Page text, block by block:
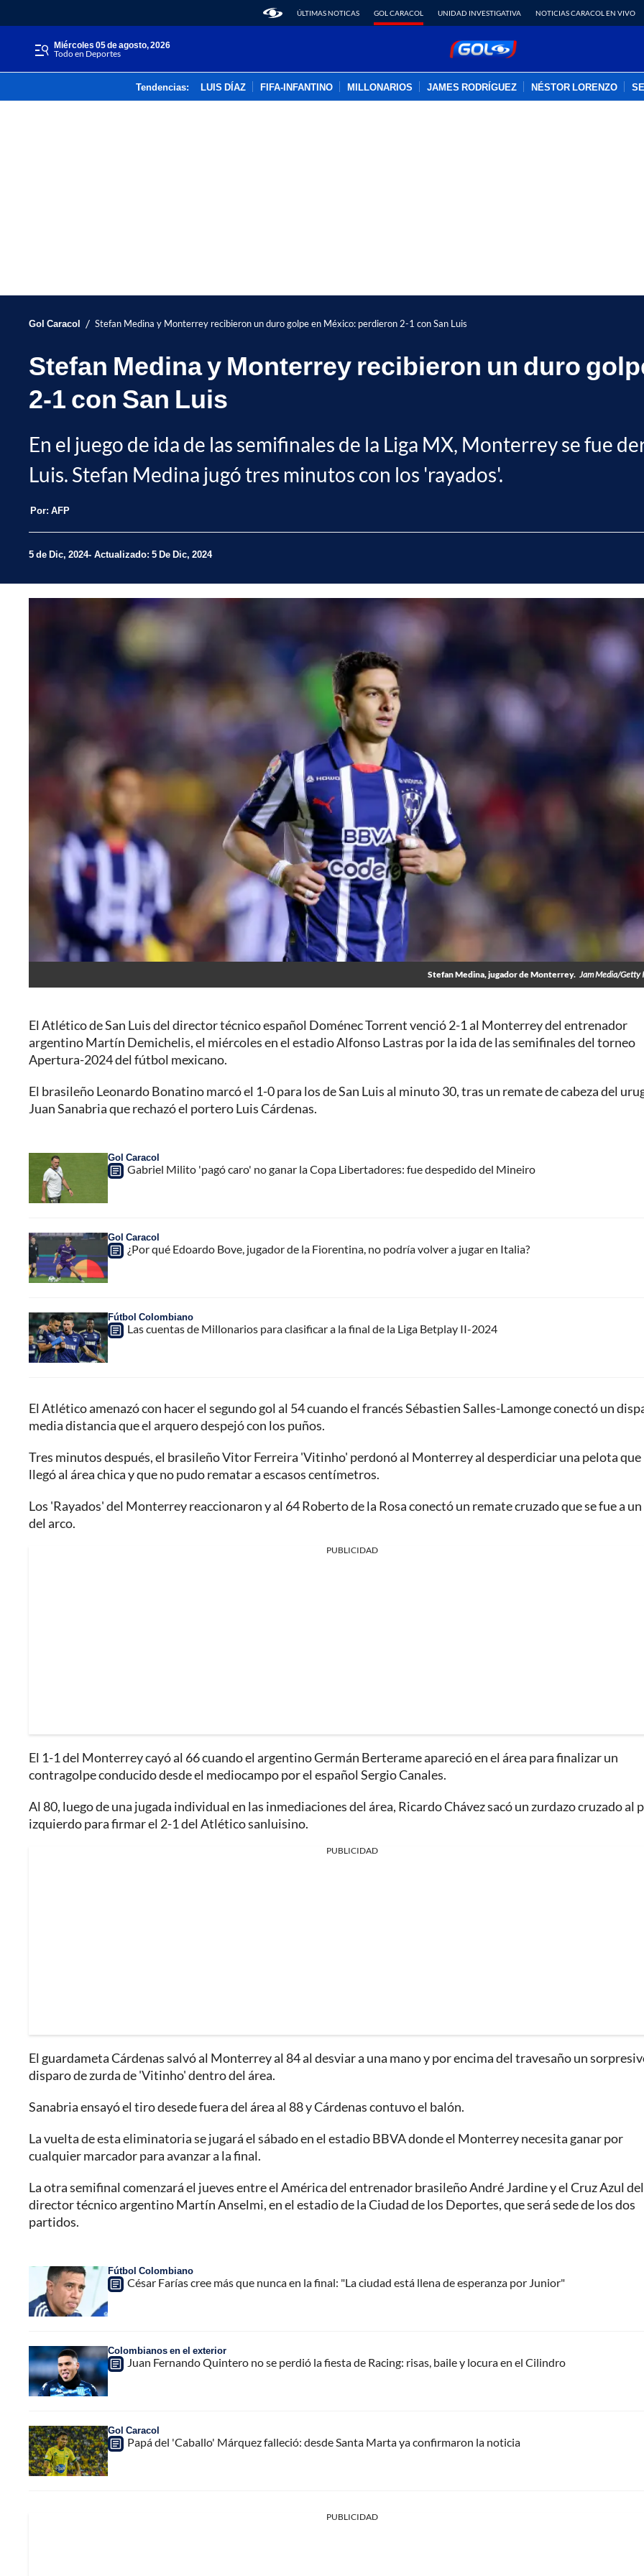
ÚLTIMAS NOTICAS GOL CARACOL UNIDAD INVESTIGATIVA NOTICIAS CARACOL EN VIVO
miércoles 05 de agosto, 2026
Todo en Deportes
Tendencias: LUIS DÍAZ FIFA-INFANTINO MILLONARIOS JAMES RODRÍGUEZ NÉSTOR LORENZO
Gol Caracol / Stefan Medina y Monterrey recibieron un duro golpe en México: perdieron 2-1 con San Luis
Stefan Medina y Monterrey recibieron un duro
2-1 con San Luis
En el juego de ida de las semifinales de la Liga MX, Monterrey se fue
Luis. Stefan Medina jugó tres minutos con los 'rayados'.
Por: AFP
5 de Dic, 2024 Actualizado: 5 De Dic, 2024
Stefan Medina, jugador de Monterrey. Jam Media/Getty
El Atlético de San Luis del director técnico español Doménec Torrent venció 2-1 al Monterrey del entrenador
argentino Martín Demichelis, el miércoles en el estadio Alfonso Lastras por la ida de las semifinales del torneo
Apertura-2024 del fútbol mexicano.
El brasileño Leonardo Bonatino marcó el 1-0 para los de San Luis al minuto 30, tras un remate de cabeza del
Juan Sanabria que rechazó el portero Luis Cárdenas.
Gol Caracol
Gabriel Milito 'pagó caro' no ganar la Copa Libertadores: fue despedido del Mineiro
Gol Caracol
¿Por qué Edoardo Bove, jugador de la Fiorentina, no podría volver a jugar en Italia?
Fútbol Colombiano
Las cuentas de Millonarios para clasificar a la final de la Liga Betplay II-2024
El Atlético amenazó con hacer el segundo gol al 54 cuando el francés Sébastien Salles-Lamonge conectó un
media distancia que el arquero despejó con los puños.
Tres minutos después, el brasileño Vitor Ferreira 'Vitinho' perdonó al Monterrey al desperdiciar una pelota que
llegó al área chica y que no pudo rematar a escasos centímetros.
Los 'Rayados' del Monterrey reaccionaron y al 64 Roberto de la Rosa conectó un remate cruzado que se fue a
del arco.
PUBLICIDAD
El 1-1 del Monterrey cayó al 66 cuando el argentino Germán Berterame apareció en el área para finalizar un
contragolpe conducido desde el mediocampo por el español Sergio Canales.
Al 80, luego de una jugada individual en las inmediaciones del área, Ricardo Chávez sacó un zurdazo cruzado al
izquierdo para firmar el 2-1 del Atlético sanluisino.
PUBLICIDAD
El guardameta Cárdenas salvó al Monterrey al 84 al desviar a una mano y por encima del travesaño un
disparo de zurda de 'Vitinho' dentro del área.
Sanabria ensayó el tiro desede fuera del área al 88 y Cárdenas contuvo el balón.
La vuelta de esta eliminatoria se jugará el sábado en el estadio BBVA donde el Monterrey necesita ganar por
cualquier marcador para avanzar a la final.
La otra semifinal comenzará el jueves entre el América del entrenador brasileño André Jardine y el Cruz Azul del
director técnico argentino Martín Anselmi, en el estadio de la Ciudad de los Deportes, que será sede de los dos
partidos.
Fútbol Colombiano
César Farías cree más que nunca en la final: "La ciudad está llena de esperanza por Junior"
Colombianos en el exterior
Juan Fernando Quintero no se perdió la fiesta de Racing: risas, baile y locura en el Cilindro
Gol Caracol
Papá del 'Caballo' Márquez falleció: desde Santa Marta ya confirmaron la noticia
PUBLICIDAD